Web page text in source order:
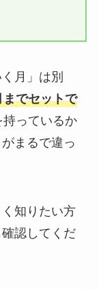
月」は別
でセットで
っているか
まるで違っ
知りたい方
認してくだ